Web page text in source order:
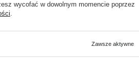
do Ciała - Róża - 120ml
wycofać w dowolnym momencie poprzez
.
Zawsze aktywne